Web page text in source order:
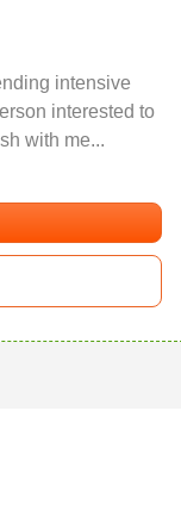
intensive
interested to
with me...